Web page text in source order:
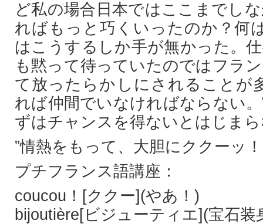
ど私の場合日本ではここまでし
ればもっと巧くいったのか？何
はこうするしか手が無かった。
も黙って待っていたのではフラ
て放ったらかしにされることが
れば仲間でいなければならない
ずはチャンスを得ないとはじま
”情熱をもって、大胆にククーッ
プチフランス語講座：
coucou！[ククー](やあ！)
bijoutière[ビジューティエ](宝石装